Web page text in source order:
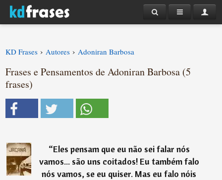
KD Frases › Autores › Adoniran Barbosa
Frases e Pensamentos de Adoniran Barbosa (5
frases)
“Eles pensam que eu não sei falar nós
vamos... são uns coitados! Eu também falo
nós vamos, se eu quiser. Mas eu falo nóis